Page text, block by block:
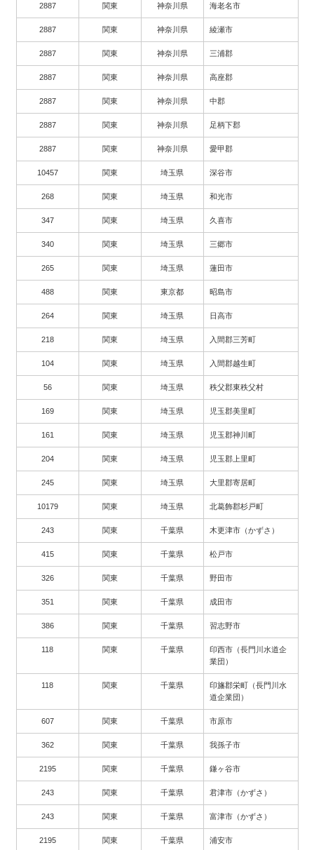
2887 関東 神奈川県 海老名市
2887 関東 神奈川県 綾瀬市
2887 関東 神奈川県 三浦郡
2887 関東 神奈川県 高座郡
2887 関東 神奈川県 中郡
2887 関東 神奈川県 足柄下郡
2887 関東 神奈川県 愛甲郡
10457 関東 埼玉県 深谷市
268 関東 埼玉県 和光市
347 関東 埼玉県 久喜市
340 関東 埼玉県 三郷市
265 関東 埼玉県 蓮田市
488 関東 東京都 昭島市
264 関東 埼玉県 日高市
218 関東 埼玉県 入間郡三芳町
104 関東 埼玉県 入間郡越生町
56 関東 埼玉県 秩父郡東秩父村
169 関東 埼玉県 児玉郡美里町
161 関東 埼玉県 児玉郡神川町
204 関東 埼玉県 児玉郡上里町
245 関東 埼玉県 大里郡寄居町
10179 関東 埼玉県 北葛飾郡杉戸町
243 関東 千葉県 木更津市（かずさ）
415 関東 千葉県 松戸市
326 関東 千葉県 野田市
351 関東 千葉県 成田市
386 関東 千葉県 習志野市
118 関東 千葉県
印西市（長門川水道企
業団）
118 関東 千葉県
印旛郡栄町（長門川水
道企業団）
607 関東 千葉県 市原市
362 関東 千葉県 我孫子市
2195 関東 千葉県 鎌ヶ谷市
243 関東 千葉県 君津市（かずさ）
243 関東 千葉県 富津市（かずさ）
2195 関東 千葉県 浦安市